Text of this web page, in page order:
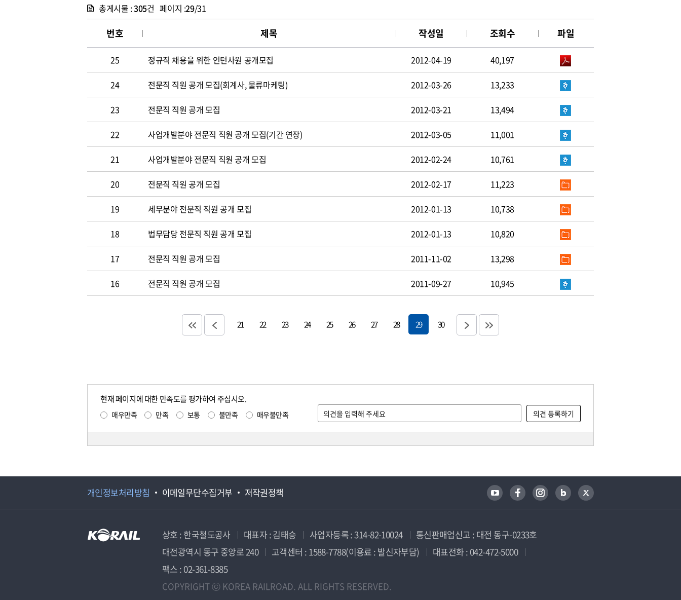
총게시물 :305건 페이지 :29/31
번호 제목 작성일 조회수 파일
25 정규직 채용을 위한 인턴사원 공개모집 2012-04-19 40,197
24 전문직 직원 공개 모집(회계사, 물류마케팅) 2012-03-26 13,233
23 전문직 직원 공개 모집 2012-03-21 13,494
22 사업개발분야 전문직 직원 공개 모집(기간 연장) 2012-03-05 11,001
21 사업개발분야 전문직 직원 공개 모집 2012-02-24 10,761
20 전문직 직원 공개 모집 2012-02-17 11,223
19 세무분야 전문직 직원 공개 모집 2012-01-13 10,738
18 법무담당 전문직 직원 공개 모집 2012-01-13 10,820
17 전문직 직원 공개 모집 2011-11-02 13,298
16 전문직 직원 공개 모집 2011-09-27 10,945
21 22 23 24 25 26 27 28 29 30
현재 페이지에 대한 만족도를 평가하여 주십시오.
매우만족 만족 보통 불만족 매우불만족
개인정보처리방침 이메일무단수집거부 저작권정책
상호 : 한국철도공사 대표자 : 김태승 사업자등록 : 314-82-10024
통신판매업신고 : 대전 동구-0233호
대전광역시 동구 중앙로 240
고객센터 : 1588-7788(이용료 : 발신자부담)
대표전화 : 042-472-5000
팩스 : 02-361-8385
COPYRIGHT ⓒ KOREA RAILROAD. ALL RIGHTS RESERVED.